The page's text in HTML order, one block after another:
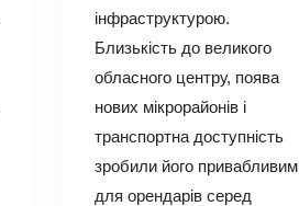
інфраструктурою.
Близькість до великого
обласного центру, поява
нових мікрорайонів і
транспортна доступність
зробили його привабливим
для орендарів серед